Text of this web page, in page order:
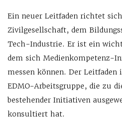
Ein neuer Leitfaden richtet
Zivilgesellschaft, dem
Tech-Industrie. Er ist ein
dem sich Medienkompetenz-
messen können. Der Leitfaden
EDMO-Arbeitsgruppe, die zu
bestehender Initiativen
konsultiert hat.